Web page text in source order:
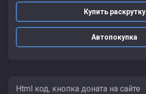
Купить раскрутку
Автопокупка
Html код, кнопка доната на сайте